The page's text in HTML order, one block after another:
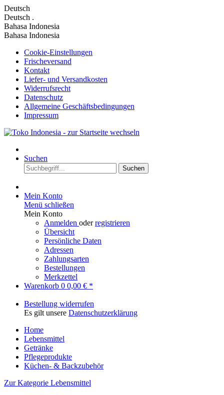
Deutsch
Deutsch .
Bahasa Indonesia
Bahasa Indonesia
Cookie-Einstellungen
Frischeversand
Kontakt
Liefer- und Versandkosten
Widerrufsrecht
Datenschutz
Allgemeine Geschäftsbedingungen
Impressum
Suchen
Suchen
Mein Konto
Menü schließen
Mein Konto
Anmelden oderregistrieren
Übersicht
Persönliche Daten
Adressen
Zahlungsarten
Bestellungen
Merkzettel
Warenkorb 0 0,00 € *
Bestellung widerrufen
Es gilt unsere Datenschutzerklärung
Home
Lebensmittel
Getränke
Pflegeprodukte
Küchen- & Backzubehör
Zur Kategorie Lebensmittel